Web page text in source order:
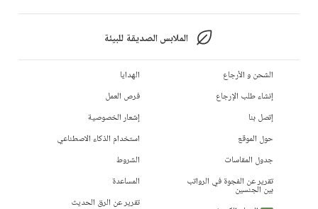
الملابس الصديقة للبيئة
الشحن و الأرجاع
إنشاء طلب الإرجاع
إتصل بنا
حول الموقع
جدول المقاسات
تقرير عن الفجوة في الرواتب
بين الجنسين
الهدايا
فرص العمل
إشعار الخصوصية
استخدام الذكاء الاصطناعي
الشروط
المساعدة
تقرير عن الرق الحديث